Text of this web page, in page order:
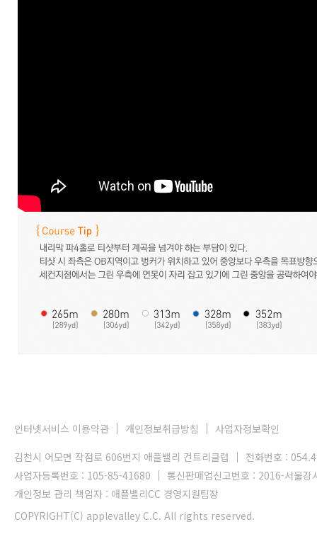
인터넷서비스 이용약관 개인정보취급방침
사업자정보확인
김천시 어모면 작점로 606번지 애플밸리 컨트리클럽
전화번호 :
사업자등록번호 : 105-85-41680
통신판매업신고번호 : 2016-서울강
개인정보 관리 책임자 : 애플밸리CC 경영지원팀장
COPYRIGHT(C) applevalley C.C. All rights reserved.